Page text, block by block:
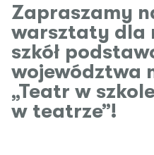
Zapraszamy
warsztaty dla
szkół
województwa
„Teatr w
w teatrze”!